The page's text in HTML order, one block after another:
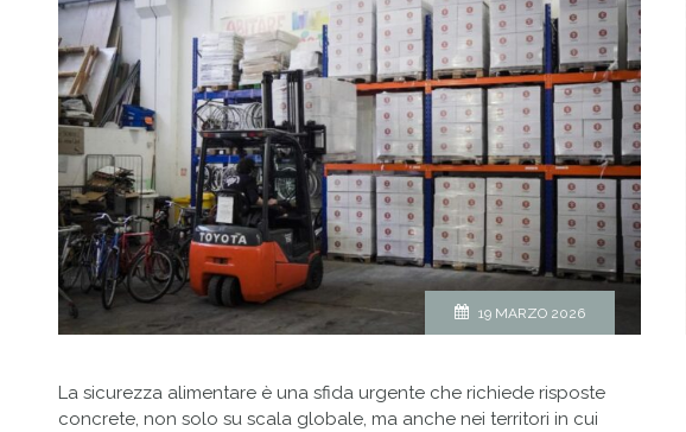
19 MARZO 2026
La sicurezza alimentare è una sfida urgente che richiede risposte
concrete, non solo su scala globale, ma anche nei territori in cui